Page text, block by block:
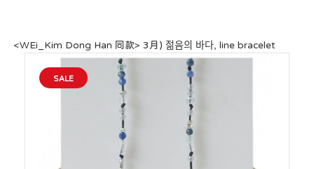
<WEi_Kim Dong Han 同款> 3月) 젊음의 바다, line bracelet
SALE